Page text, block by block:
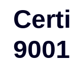
9001